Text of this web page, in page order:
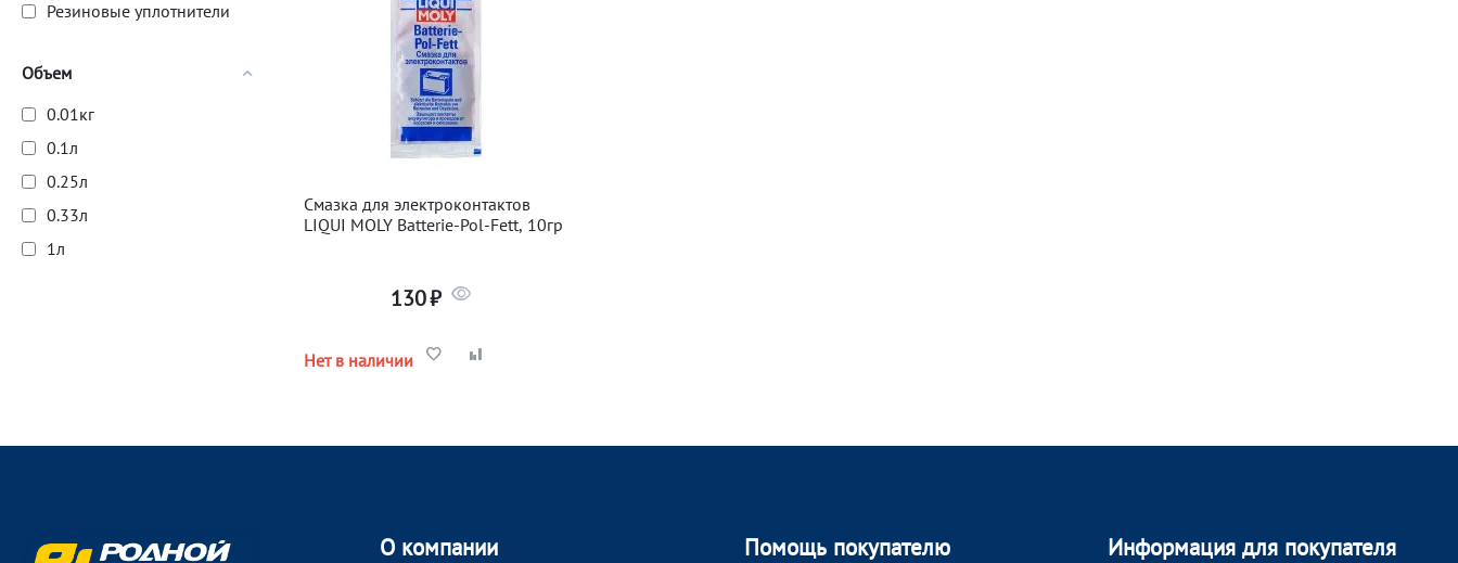
Резиновые уплотнители
Электрика
Объем
0.01кг
0.1л
0.25л
0.33л
1л
Смазка для электроконтактов
LIQUI MOLY Batterie-Pol-Fett, 10гр
130₽
Нет в наличии
О компании Помощь покупателю Информация для покупателя